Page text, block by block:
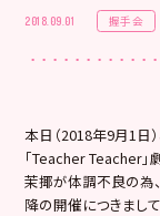
2018.09.01 握手会
本日（2018年9月1日
「Teacher Teacher
茉揶が体調不良の為
降の開催につきまし